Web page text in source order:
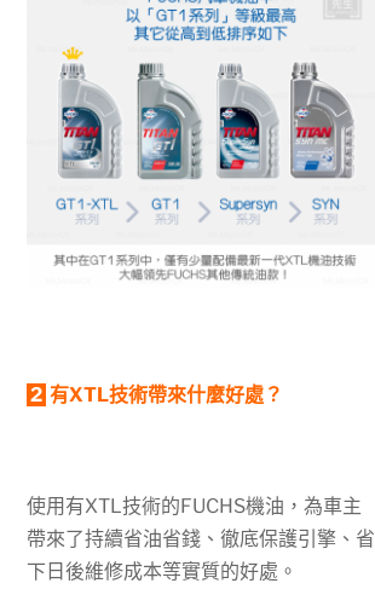
2 有XTL技術帶來什麼好處？
使用有XTL技術的FUCHS機油，為車主
帶來了持續省油省錢、徹底保護引擎、省
下日後維修成本等實質的好處。